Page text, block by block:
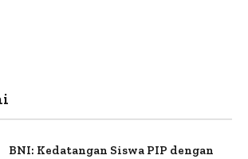
BNI: Kedatangan Siswa PIP dengan